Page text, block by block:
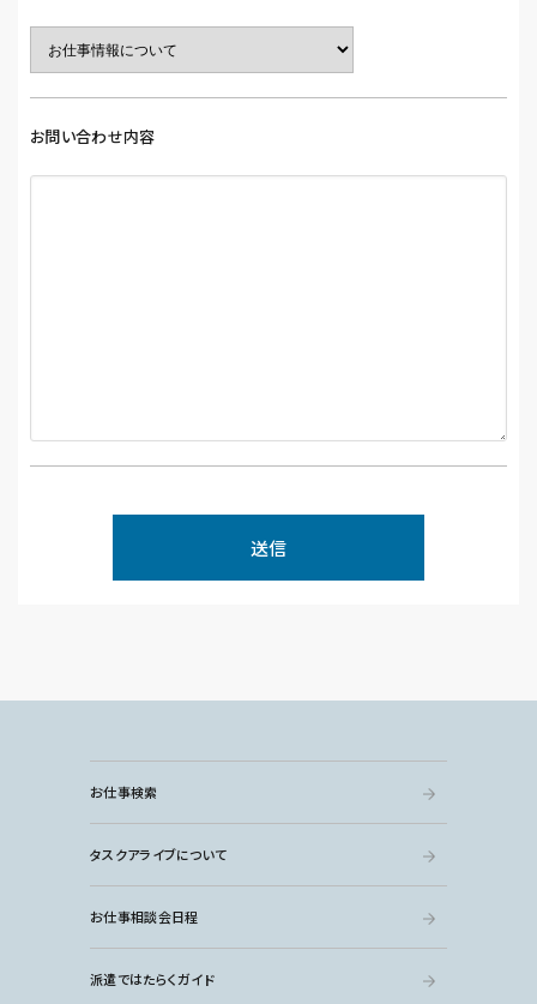
お問い合わせ内容
お仕事検索
タスクアライブについて
お仕事相談会日程
派遣ではたらくガイド